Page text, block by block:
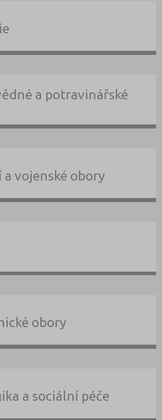
a potravinářské
a vojenské obory
obory
a sociální péče